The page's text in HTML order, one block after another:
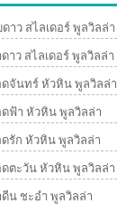
าว สไลเดอร์ พูลวิลล่า
าว สไลเดอร์ พูลวิลล่า
จันทร์ หัวหิน พูลวิลล่า
ฟ้า หัวหิน พูลวิลล่า
รัก หัวหิน พูลวิลล่า
ตะวัน หัวหิน พูลวิลล่า
น ชะอำ พูลวิลล่า